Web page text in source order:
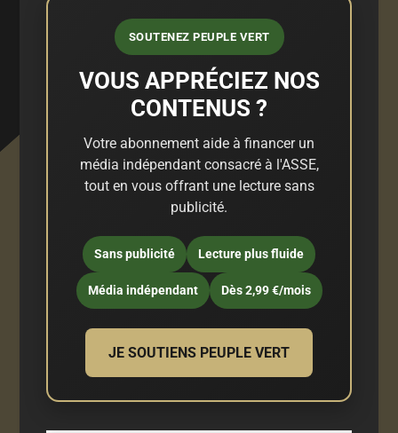
SOUTENEZ PEUPLE VERT
VOUS APPRÉCIEZ NOS
CONTENUS ?
Votre abonnement aide à financer un
média indépendant consacré à l'ASSE,
tout en vous offrant une lecture sans
publicité.
Sans publicité Lecture plus fluide
Média indépendant Dès 2,99 €/mois
JE SOUTIENS PEUPLE VERT